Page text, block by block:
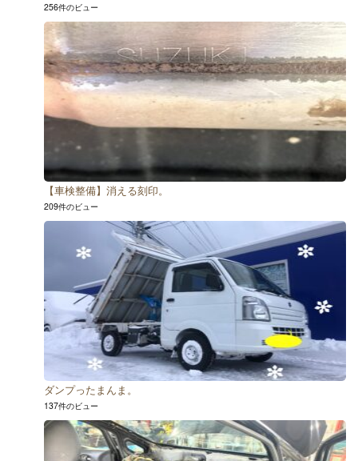
256件のビュー
【車検整備】消える刻印。
209件のビュー
ダンプったまんま。
137件のビュー